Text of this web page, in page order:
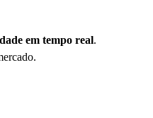
em tempo real.